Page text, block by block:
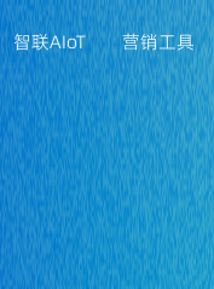
智联AIoT 营销工具